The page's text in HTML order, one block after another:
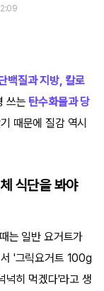
백질과 지방, 칼로
쓰는 탄수화물과 당
때문에 질감 역시
식단을 봐야
는 일반 요거트가
'그릭요거트 100g
히 먹겠다'라고 생